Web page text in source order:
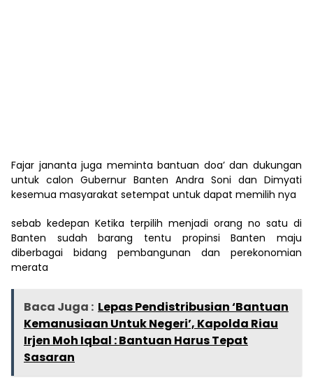
Fajar jananta juga meminta bantuan doa’ dan dukungan
untuk calon Gubernur Banten Andra Soni dan Dimyati
kesemua masyarakat setempat untuk dapat memilih nya
sebab kedepan Ketika terpilih menjadi orang no satu di
Banten sudah barang tentu propinsi Banten maju
diberbagai bidang pembangunan dan perekonomian
merata
Baca Juga : Lepas Pendistribusian ‘Bantuan
Kemanusiaan Untuk Negeri’, Kapolda Riau
Irjen Moh Iqbal : Bantuan Harus Tepat
Sasaran